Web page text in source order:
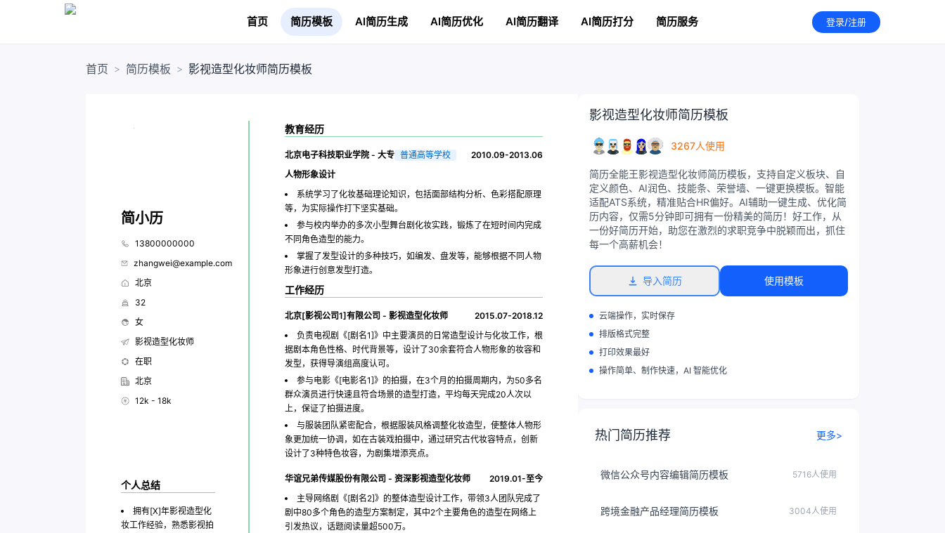
首页 简历模板 AI简历生成 AI简历优化 AI简历翻译 AI简历打分 简历服务 登录/注册
首页 > 简历模板 > 影视造型化妆师简历模板
影视造型化妆师简历模板
3267人使用
简历全能王影视造型化妆师简历模板，支持自定义板块、自
定义颜色、AI润色、技能条、荣誉墙、一键更换模板。智能
适配ATS系统，精准贴合HR偏好。AI辅助一键生成、优化简
历内容，仅需5分钟即可拥有一份精美的简历！好工作，从
一份好简历开始，助您在激烈的求职竞争中脱颖而出，抓住
每一个高薪机会！
导入简历 使用模板
云端操作，实时保存
排版格式完整
打印效果最好
操作简单、制作快速，AI 智能优化
热门简历推荐 更多>
微信公众号内容编辑简历模板 5716人使用
跨境金融产品经理简历模板 3004人使用
简小历
13800000000
zhangwei@example.com
北京
32
女
影视造型化妆师
在职
北京
12k - 18k
个人总结
拥有[X]年影视造型化
妆工作经验，熟悉影视拍
教育经历
北京电子科技职业学院 - 大专 普通高等学校
2010.09-2013.06
人物形象设计
系统学习了化妆基础理论知识，包括面部结构分析、色彩搭配原理
等，为实际操作打下坚实基础。
参与校内举办的多次小型舞台剧化妆实践，锻炼了在短时间内完成
不同角色造型的能力。
掌握了发型设计的多种技巧，如编发、盘发等，能够根据不同人物
形象进行创意发型打造。
工作经历
北京[影视公司1]有限公司 -影视造型化妆师
2015.07-2018.12
负责电视剧《[剧名1]》中主要演员的日常造型设计与化妆工作，根
据剧本角色性格、时代背景等，设计了30余套符合人物形象的妆容和
发型，获得导演组高度认可。
参与电影《[电影名1]》的拍摄，在3个月的拍摄周期内，为50多名
群众演员进行快速且符合场景的造型打造，平均每天完成20人次以
上，保证了拍摄进度。
与服装团队紧密配合，根据服装风格调整化妆造型，使整体人物形
象更加统一协调，如在古装戏拍摄中，通过研究古代妆容特点，创新
设计了3种特色妆容，为剧集增添亮点。
华谊兄弟传媒股份有限公司 -资深影视造型化妆师
2019.01-至今
主导网络剧《[剧名2]》的整体造型设计工作，带领3人团队完成了
剧中80多个角色的造型方案制定，其中2个主要角色的造型在网络上
引发热议，话题阅读量超500万。